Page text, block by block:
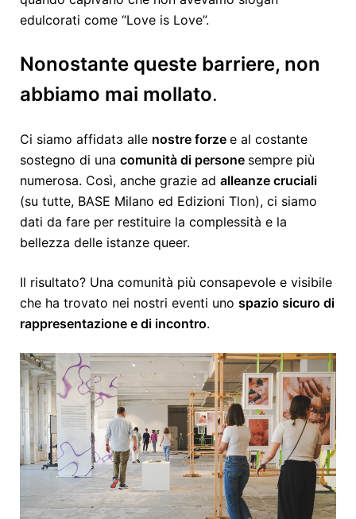
edulcorati come “Love is Love”.
Nonostante queste barriere, non
abbiamo mai mollato.
Ci siamo affidatɜ alle nostre forze e al costante
sostegno di una comunità di persone sempre più
numerosa. Così, anche grazie ad alleanze cruciali
(su tutte, BASE Milano ed Edizioni Tlon), ci siamo
dati da fare per restituire la complessità e la
bellezza delle istanze queer.
Il risultato? Una comunità più consapevole e visibile
che ha trovato nei nostri eventi uno spazio sicuro di
rappresentazione e di incontro.